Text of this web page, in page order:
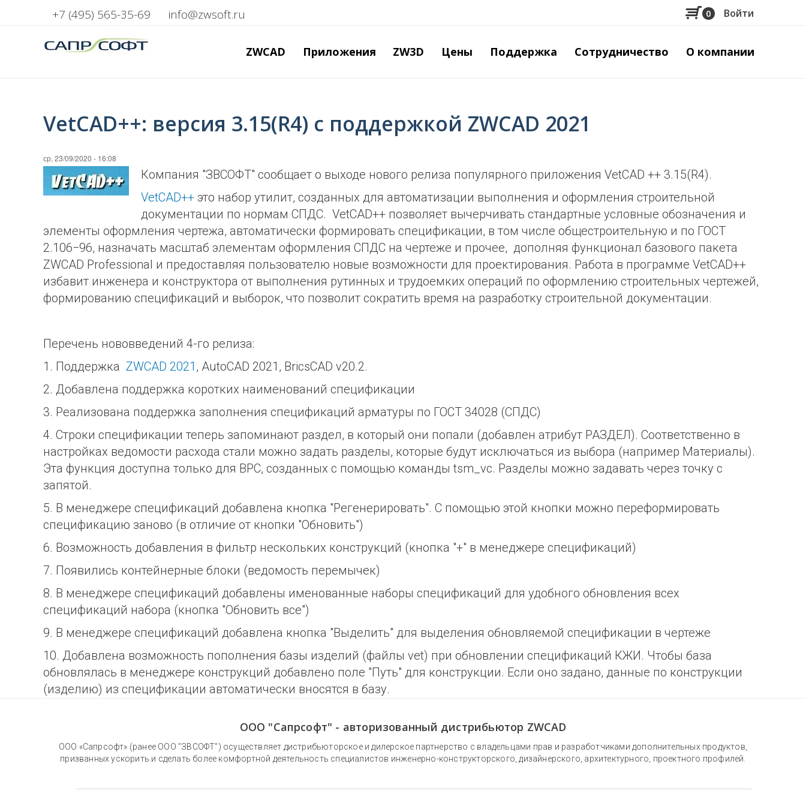
содержанию
+7 (495) 565-35-69 info@zwsoft.ru 0
учётной
Войти
ZWCAD Приложения ZW3D Цены Поддержка Сотрудничество О компании
VetCAD++: версия 3.15(R4) с поддержкой ZWCAD 2021
ср, 23/09/2020 - 16:08
Компания "ЗВСОФТ" сообщает о выходе нового релиза популярного приложения VetCAD ++ 3.15(R4).
VetCAD++ это набор утилит, созданных для автоматизации выполнения и оформления строительной
документации по нормам СПДС. VetCAD++ позволяет вычерчивать стандартные условные обозначения и
элементы оформления чертежа, автоматически формировать спецификации, в том числе общестроительную и по ГОСТ
2.106−96, назначать масштаб элементам оформления СПДС на чертеже и прочее, дополняя функционал базового пакета
ZWCAD Professional и предоставляя пользователю новые возможности для проектирования. Работа в программе VetCAD++
избавит инженера и конструктора от выполнения рутинных и трудоемких операций по оформлению строительных чертежей,
формированию спецификаций и выборок, что позволит сократить время на разработку строительной документации.
Перечень нововведений 4-го релиза:
1. Поддержка ZWCAD 2021 , AutoCAD 2021, BricsCAD v20.2.
2. Добавлена поддержка коротких наименований спецификации
3. Реализована поддержка заполнения спецификаций арматуры по ГОСТ 34028 (СПДС)
4. Строки спецификации теперь запоминают раздел, в который они попали (добавлен атрибут РАЗДЕЛ). Соответственно в
настройках ведомости расхода стали можно задать разделы, которые будут исключаться из выбора (например Материалы).
Эта функция доступна только для ВРС, созданных с помощью команды tsm_vc. Разделы можно задавать через точку с
запятой.
5. В менеджере спецификаций добавлена кнопка "Регенерировать". С помощью этой кнопки можно переформировать
спецификацию заново (в отличие от кнопки "Обновить")
6. Возможность добавления в фильтр нескольких конструкций (кнопка "+" в менеджере спецификаций)
7. Появились контейнерные блоки (ведомость перемычек)
8. В менеджере спецификаций добавлены именованные наборы спецификаций для удобного обновления всех
спецификаций набора (кнопка "Обновить все")
9. В менеджере спецификаций добавлена кнопка "Выделить" для выделения обновляемой спецификации в чертеже
10. Добавлена возможность пополнения базы изделий (файлы vet) при обновлении спецификаций КЖИ. Чтобы база
обновлялась в менеджере конструкций добавлено поле "Путь" для конструкции. Если оно задано, данные по конструкции
(изделию) из спецификации автоматически вносятся в базу.
ООО "Сапрсофт" - авторизованный дистрибьютор ZWCAD
ООО «Сапрсофт» (ранее ООО "ЗВСОФТ") осуществляет дистрибьюторское и дилерское партнерство с владельцами прав и разработчиками дополнительных продуктов,
призванных ускорить и сделать более комфортной деятельность специалистов инженерно-конструкторского, дизайнерского, архитектурного, проектного профилей.